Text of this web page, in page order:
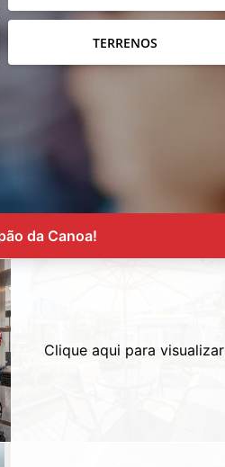
TERRENOS
da Canoa!
Clique aqui para visualizar